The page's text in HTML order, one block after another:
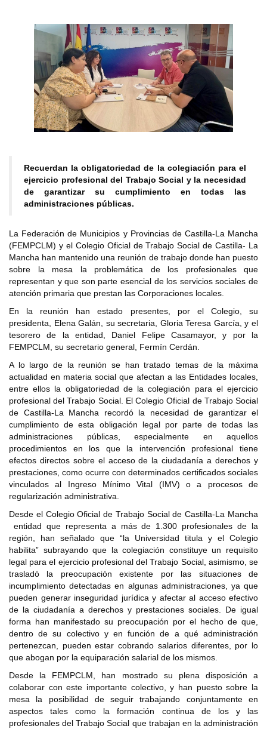
Recuerdan la obligatoriedad de la colegiación para el
ejercicio profesional del Trabajo Social y la necesidad
de garantizar su cumplimiento en todas las
administraciones públicas.
La Federación de Municipios y Provincias de Castilla-La Mancha
(FEMPCLM) y el Colegio Oficial de Trabajo Social de Castilla- La
Mancha han mantenido una reunión de trabajo donde han puesto
sobre la mesa la problemática de los profesionales que
representan y que son parte esencial de los servicios sociales de
atención primaria que prestan las Corporaciones locales.
En la reunión han estado presentes, por el Colegio, su
presidenta, Elena Galán, su secretaria, Gloria Teresa García, y el
tesorero de la entidad, Daniel Felipe Casamayor, y por la
FEMPCLM, su secretario general, Fermín Cerdán.
A lo largo de la reunión se han tratado temas de la máxima
actualidad en materia social que afectan a las Entidades locales,
entre ellos la obligatoriedad de la colegiación para el ejercicio
profesional del Trabajo Social. El Colegio Oficial de Trabajo Social
de Castilla-La Mancha recordó la necesidad de garantizar el
cumplimiento de esta obligación legal por parte de todas las
administraciones públicas, especialmente en aquellos
procedimientos en los que la intervención profesional tiene
efectos directos sobre el acceso de la ciudadanía a derechos y
prestaciones, como ocurre con determinados certificados sociales
vinculados al Ingreso Mínimo Vital (IMV) o a procesos de
regularización administrativa.
Desde el Colegio Oficial de Trabajo Social de Castilla-La Mancha
entidad que representa a más de 1.300 profesionales de la
región, han señalado que “la Universidad titula y el Colegio
habilita” subrayando que la colegiación constituye un requisito
legal para el ejercicio profesional del Trabajo Social, asimismo, se
trasladó la preocupación existente por las situaciones de
incumplimiento detectadas en algunas administraciones, ya que
pueden generar inseguridad jurídica y afectar al acceso efectivo
de la ciudadanía a derechos y prestaciones sociales. De igual
forma han manifestado su preocupación por el hecho de que,
dentro de su colectivo y en función de a qué administración
pertenezcan, pueden estar cobrando salarios diferentes, por lo
que abogan por la equiparación salarial de los mismos.
Desde la FEMPCLM, han mostrado su plena disposición a
colaborar con este importante colectivo, y han puesto sobre la
mesa la posibilidad de seguir trabajando conjuntamente en
aspectos tales como la formación continua de los y las
profesionales del Trabajo Social que trabajan en la administración